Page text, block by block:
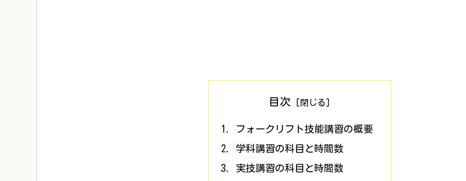
目次
フォークリフト技能講習の概要
学科講習の科目と時間数
実技講習の科目と時間数